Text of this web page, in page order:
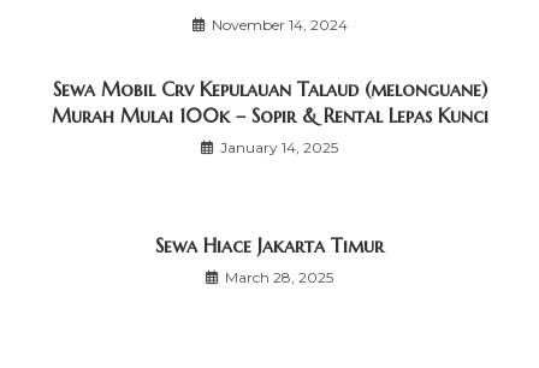
November 14, 2024
Sewa Mobil Crv Kepulauan Talaud (melonguane)
Murah Mulai 100k – Sopir & Rental Lepas Kunci
January 14, 2025
Sewa Hiace Jakarta Timur
March 28, 2025